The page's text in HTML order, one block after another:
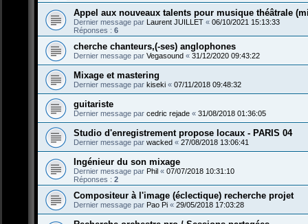
Appel aux nouveaux talents pour musique théâtrale
Dernier message par Laurent JUILLET « 06/10/2021 15:13:33
Réponses : 6
cherche chanteurs,(-ses) anglophones
Dernier message par Vegasound « 31/12/2020 09:43:22
Mixage et mastering
Dernier message par kiseki « 07/11/2018 09:48:32
guitariste
Dernier message par cedric rejade « 31/08/2018 01:36:05
Studio d'enregistrement propose locaux - PARIS 04
Dernier message par wacked « 27/08/2018 13:06:41
Ingénieur du son mixage
Dernier message par Phil « 07/07/2018 10:31:10
Réponses : 2
Compositeur à l'image (éclectique) recherche projet
Dernier message par Pao Pi « 29/05/2018 17:03:28